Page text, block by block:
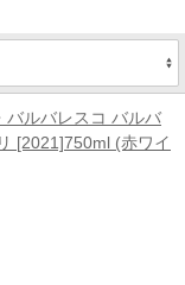
バルバレスコ バルバ
[2021]750ml (赤ワイ